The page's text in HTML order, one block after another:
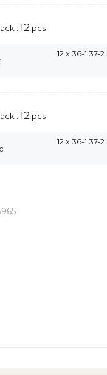
: 12 pcs
12 x 36-1 37-
: 12 pcs
12 x 36-1 37-